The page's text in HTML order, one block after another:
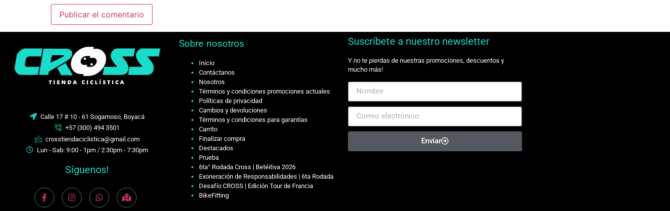
Calle 17 # 10 - 61 Sogamoso, Boyacá
+57 (300) 494 3501
crosstiendaciclistica@gmail.com
Lun - Sab: 9:00 - 1pm / 2:30pm - 7:30pm
Síguenos!
Sobre nosotros
Inicio
Contáctanos
Nosotros
Términos y condiciones promociones actuales
Políticas de privacidad
Cambios y devoluciones
Términos y condiciones para garantías
Carrito
Finalizar compra
Destacados
Prueba
6ta° Rodada Cross | Betéitiva 2026
Exoneración de Responsabilidades | 6ta Rodada
Desafío CROSS | Edición Tour de Francia
BikeFitting
Suscríbete a nuestro newsletter
Y no te pierdas de nuestras promociones, descuentos y
mucho más!
Enviar